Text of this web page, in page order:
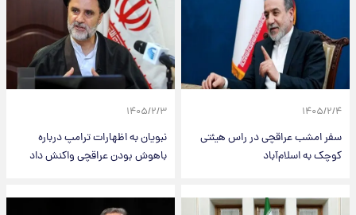
۱۴۰۵/۲/۴
سفر امشب عراقچی در راس هیئتی
کوچک به اسلام‌آباد
۱۴۰۵/۲/۳
نبویان به اظهارات ترامپ درباره
باهوش بودن عراقچی واکنش داد